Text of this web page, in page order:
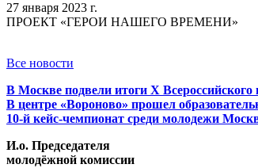
27 января 2023 г.
ПРОЕКТ «ГЕРОИ НАШЕГО ВРЕМЕНИ»
Все новости
В Москве подвели итоги X Всероссийского
В центре «Вороново» прошел
10-й кейс-чемпионат среди молодежи
И.о. Председателя
молодёжной комиссии